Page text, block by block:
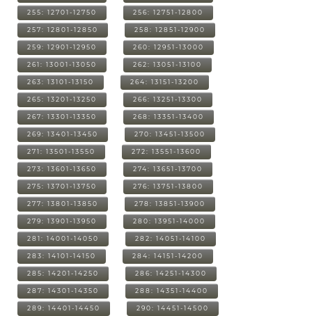
255: 12701-12750 256: 12751-12800
257: 12801-12850 258: 12851-12900
259: 12901-12950 260: 12951-13000
261: 13001-13050 262: 13051-13100
263: 13101-13150 264: 13151-13200
265: 13201-13250 266: 13251-13300
267: 13301-13350 268: 13351-13400
269: 13401-13450 270: 13451-13500
271: 13501-13550 272: 13551-13600
273: 13601-13650 274: 13651-13700
275: 13701-13750 276: 13751-13800
277: 13801-13850 278: 13851-13900
279: 13901-13950 280: 13951-14000
281: 14001-14050 282: 14051-14100
283: 14101-14150 284: 14151-14200
285: 14201-14250 286: 14251-14300
287: 14301-14350 288: 14351-14400
289: 14401-14450 290: 14451-14500